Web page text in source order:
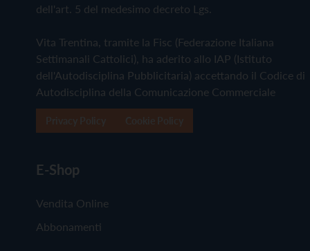
dell'art. 5 del medesimo decreto Lgs.
Vita Trentina, tramite la Fisc (Federazione Italiana
Settimanali Cattolici), ha aderito allo IAP (Istituto
dell'Autodisciplina Pubblicitaria) accettando il Codice di
Autodisciplina della Comunicazione Commerciale
E-Shop
Vendita Online
Abbonamenti